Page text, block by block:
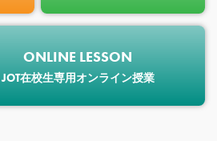
ONLINE LESSON
JOT在校生専用オンライン授業